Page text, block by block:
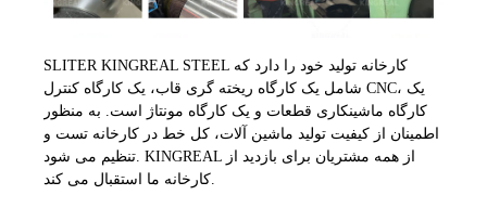
SLITER KINGREAL STEEL کارخانه تولید خود را دارد که
شامل یک کارگاه ریخته گری قاب، یک کارگاه کنترل CNC، یک
کارگاه ماشینکاری قطعات و یک کارگاه مونتاژ است. به منظور
اطمینان از کیفیت تولید ماشین آلات، کل خط در کارخانه تست و
تنظیم می شود. KINGREAL از همه مشتریان برای بازدید از
کارخانه ما استقبال می کند.